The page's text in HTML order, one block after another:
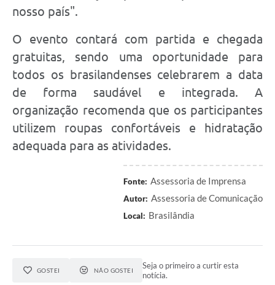
nosso país".
O evento contará com partida e chegada
gratuitas, sendo uma oportunidade para
todos os brasilandenses celebrarem a data
de forma saudável e integrada. A
organização recomenda que os participantes
utilizem roupas confortáveis e hidratação
adequada para as atividades.
Fonte: Assessoria de Imprensa
Autor: Assessoria de Comunicação
Local: Brasilândia
GOSTEI NÃO GOSTEI
Seja o primeiro a curtir esta
notícia.